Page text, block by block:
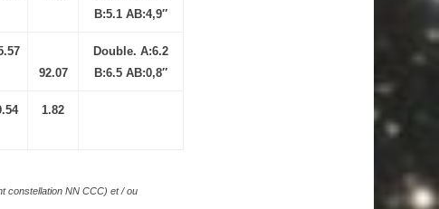
B:5.1 AB:4,9″
92.07
Double. A:6.2
B:6.5 AB:0,8″
1.82
constellation NN CCC) et / ou